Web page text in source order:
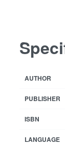
AUTHOR
PUBLISHER
ISBN
LANGUAGE